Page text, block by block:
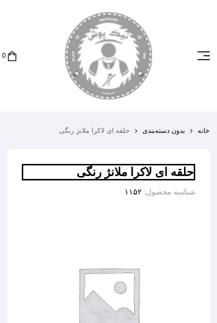
‏0
خانه بدون دسته‌بندی حلقه ای لاکرا ملانژ رنگی
حلقه ای لاکرا ملانژ رنگی
شناسه محصول: ۱۱۵۲